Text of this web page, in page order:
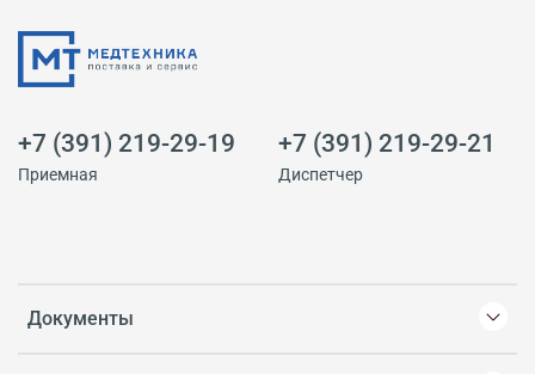
Документы
+7 (391) 219-29-19
Приемная
+7 (391) 219-29-21
Диспетчер